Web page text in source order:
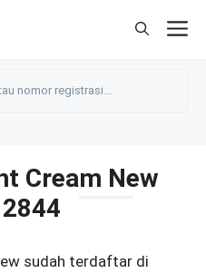
Cream New
sudah terdaftar di